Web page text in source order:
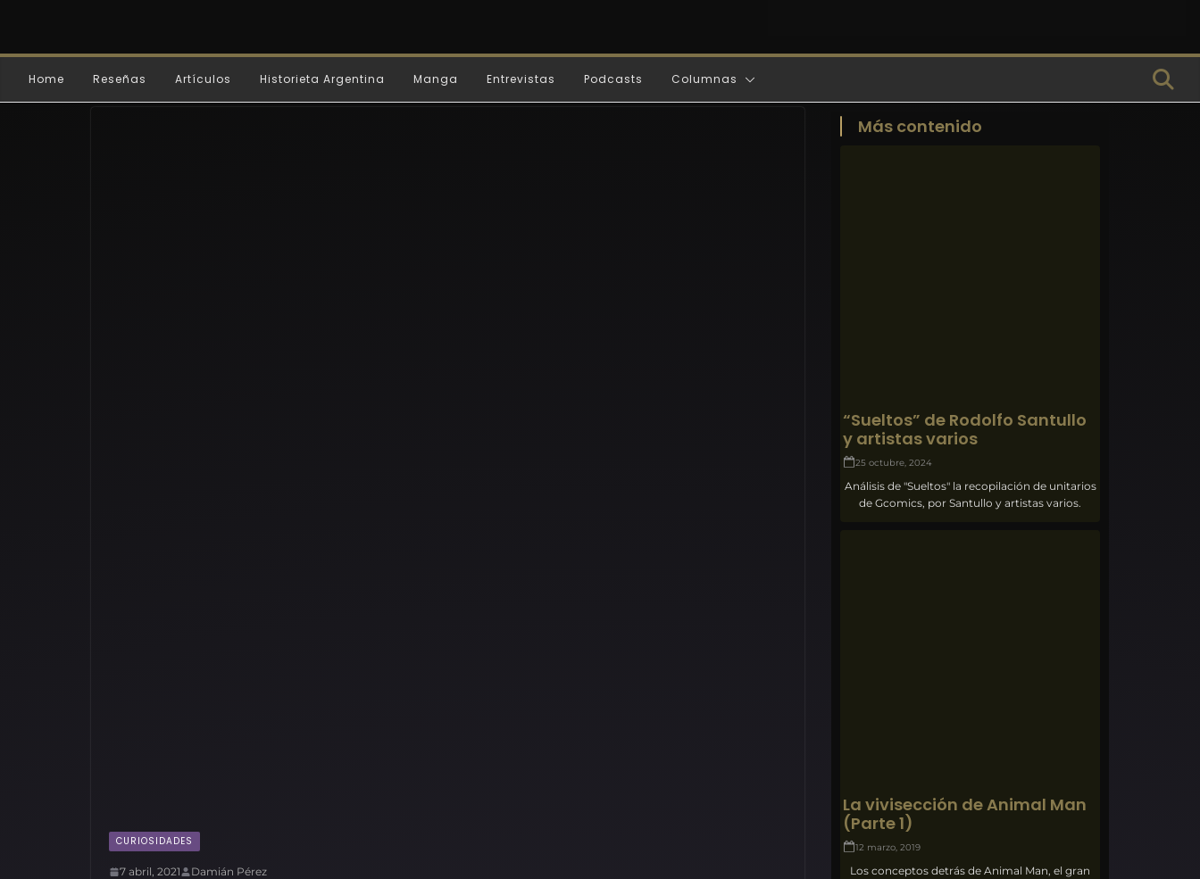
Home Reseñas Artículos Historieta Argentina Manga Entrevistas Podcasts Columnas
CURIOSIDADES
7 abril, 2021 Damián Pérez
Más contenido
“Sueltos” de Rodolfo Santullo
y artistas varios
25 octubre, 2024
Análisis de "Sueltos" la recopilación de unitarios
de Gcomics, por Santullo y artistas varios.
La vivisección de Animal Man
(Parte 1)
12 marzo, 2019
Los conceptos detrás de Animal Man, el gran